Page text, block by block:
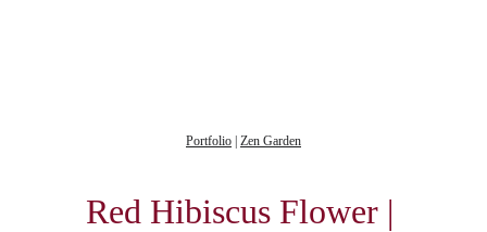
Portfolio Zen Garden
Red Hibiscus Flower |